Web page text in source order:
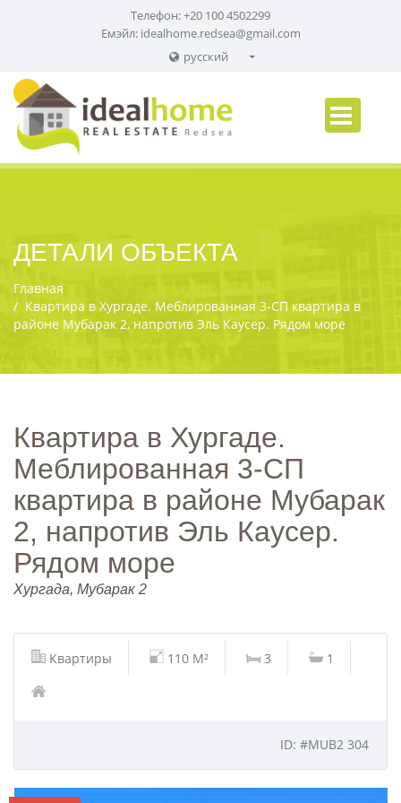
Телефон: +20 100 4502299
Емэйл: idealhome.redsea@gmail.com
русский
Russian
ДЕТАЛИ ОБЪЕКТА
Главная
Квартира в Хургаде. Меблированная 3-СП квартира в
районе Мубарак 2, напротив Эль Каусер. Рядом море
Квартира в Хургаде.
Меблированная 3-СП
квартира в районе Мубарак
2, напротив Эль Каусер.
Рядом море
Хургада, Мубарак 2
Квартиры 110 M² 3 1
ID: #MUB2 304